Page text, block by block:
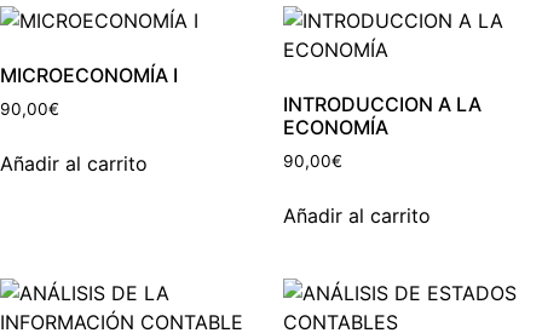
MICROECONOMÍA I
90,00€
Añadir al carrito
INTRODUCCION A LA
ECONOMÍA
90,00€
Añadir al carrito